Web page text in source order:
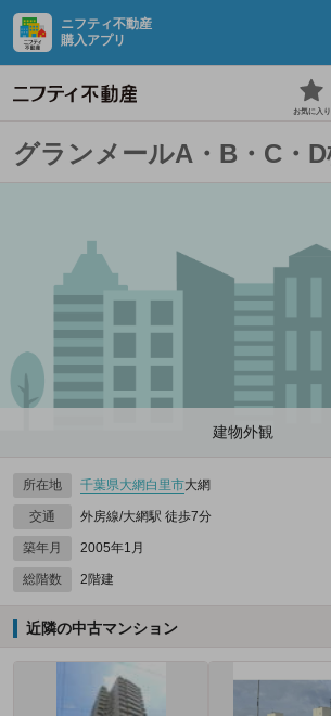
ニフティ不動産
購入アプリ
お気に入り
グランメールA・B・C・
建物外観
所在地 千葉県大網白里市大網
交通 外房線/大網駅 徒歩7分
築年月 2005年1月
総階数 2階建
近隣の中古マンション